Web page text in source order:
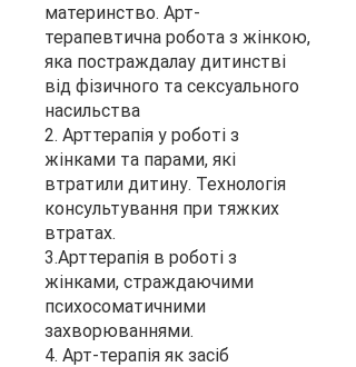
материнство. Арт-
терапевтична робота з жінкою,
яка постраждалау дитинстві
від фізичного та сексуального
насильства
2. Арттерапія у роботі з
жінками та парами, які
втратили дитину. Технологія
консультування при тяжких
втратах.
3.Арттерапія в роботі з
жінками, страждаючими
психосоматичними
захворюваннями.
4. Арт-терапія як засіб